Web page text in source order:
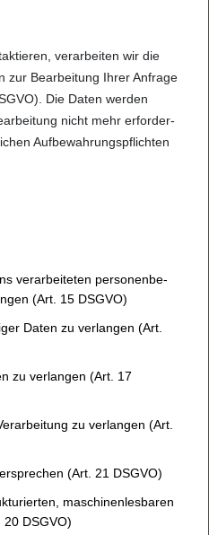
ver­a­r­bei­ten wir die
zur Bea­r­bei­tung Ihrer Anfrage
Die Daten wer­den
nicht mehr erfor­der­
Auf­be­wah­rungs­pflich­ten
ver­a­r­bei­te­ten per­so­nen­be­
(Art. 15 DSGVO)
Daten zu ver­lan­gen (Art.
zu ver­lan­gen (Art. 17
zu ver­lan­gen (Art.
(Art. 21 DSGVO)
maschi­nen­les­ba­ren
DSGVO)